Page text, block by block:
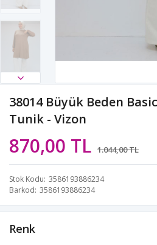
38014 Büyük Beden
Tunik - Vizon
870,00 TL 1.044,00 TL
Stok Kodu 3586193886234
Barkod 3586193886234
Renk